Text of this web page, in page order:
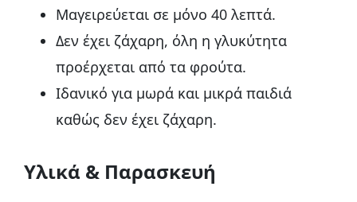
Μαγειρεύεται σε μόνο 40 λεπτά.
Δεν έχει ζάχαρη, όλη η γλυκύτητα
προέρχεται από τα φρούτα.
Ιδανικό για μωρά και μικρά παιδιά
καθώς δεν έχει ζάχαρη.
Υλικά & Παρασκευή